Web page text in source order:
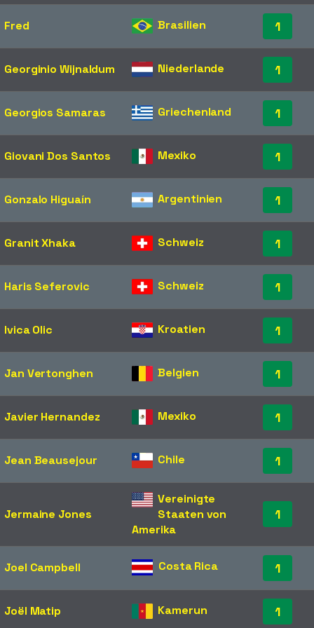
Fred Brasilien 1
Georginio Wijnaldum Niederlande 1
Georgios Samaras Griechenland 1
Giovani Dos Santos Mexiko 1
Gonzalo Higuaín Argentinien 1
Granit Xhaka Schweiz 1
Haris Seferovic Schweiz 1
Ivica Olic Kroatien 1
Jan Vertonghen Belgien 1
Javier Hernandez Mexiko 1
Jean Beausejour Chile 1
Jermaine Jones
Vereinigte
Staaten von
Amerika
1
Joel Campbell Costa Rica 1
Joël Matip Kamerun 1